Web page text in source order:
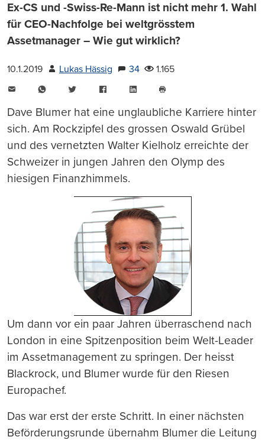
Ex-CS und -Swiss-Re-Mann ist nicht mehr 1. Wahl
für CEO-Nachfolge bei weltgrösstem
Assetmanager – Wie gut wirklich?
10.1.2019 Lukas Hässig 34
1.165
WhatsAppTwitter FacebookLinkedIn
drucken
Dave Blumer hat eine unglaubliche Karriere hinter
sich. Am Rockzipfel des grossen Oswald Grübel
und des vernetzten Walter Kielholz erreichte der
Schweizer in jungen Jahren den Olymp des
hiesigen Finanzhimmels.
Um dann vor ein paar Jahren überraschend nach
London in eine Spitzenposition beim Welt-Leader
im Assetmanagement zu springen. Der heisst
Blackrock, und Blumer wurde für den Riesen
Europachef.
Das war erst der erste Schritt. In einer nächsten
Beförderungsrunde übernahm Blumer die Leitung